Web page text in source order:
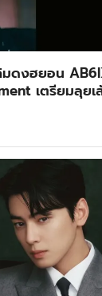
มดงฮยอน
เตรียมลุย